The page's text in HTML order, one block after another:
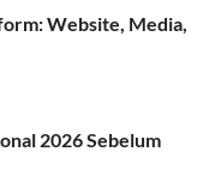
Website, Media,
2026 Sebelum